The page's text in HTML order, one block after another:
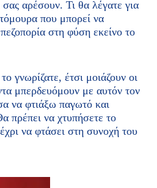
αρέσουν. Τι θα λέγατε για
που μπορεί να
στη φύση εκείνο το
γνωρίζατε, έτσι μοιάζουν οι
μπερδευόμουν με αυτόν τον
να φτιάξω παγωτό και
πρέπει να χτυπήσετε το
να φτάσει στη συνοχή του